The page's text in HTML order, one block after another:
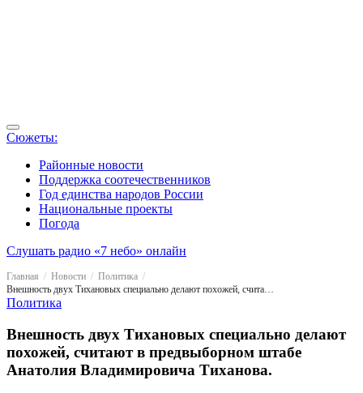
Сюжеты:
Районные новости
Поддержка соотечественников
Год единства народов России
Национальные проекты
Погода
Слушать радио «7 небо» онлайн
Главная Новости
Политика
Внешность двух Тихановых специально делают похожей, считают в предвыборном штабе Анатолия Владимировича Тиханова.
Политика
Внешность двух Тихановых специально делают
похожей, считают в предвыборном штабе
Анатолия Владимировича Тиханова.